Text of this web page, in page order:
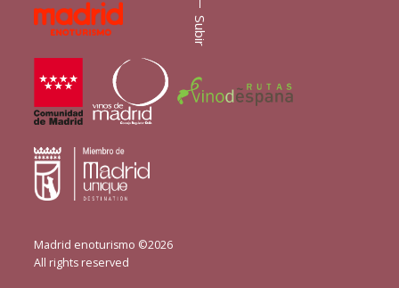
Madrid enoturismo ©2026
All rights reserved
Subir